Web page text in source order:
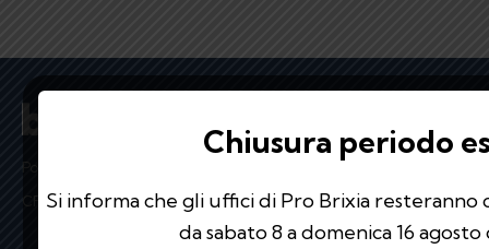
CF e Partita IVA: 02714450984
Chiusura periodo
Si informa che gli uffici di Pro Brixia resteranno
da sabato 8 a domenica 16 agosto